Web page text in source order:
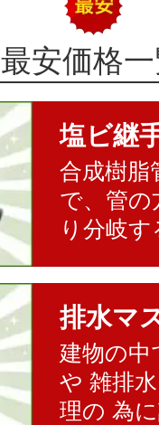
最安価格
塩ビ継
合成樹脂
で、管の
り分岐
排水マ
建物の中
や 雑排
理の 為